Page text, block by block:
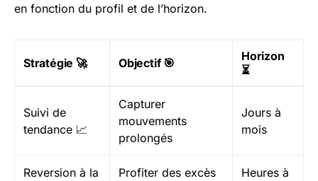
en fonction du profil et de l’horizon.
Stratégie 🚀 Objectif 🎯
Horizon
⏳
Suivi de
tendance 📈
Capturer
mouvements
prolongés
Jours à
mois
Reversion à la
Profiter des excès
Heures à